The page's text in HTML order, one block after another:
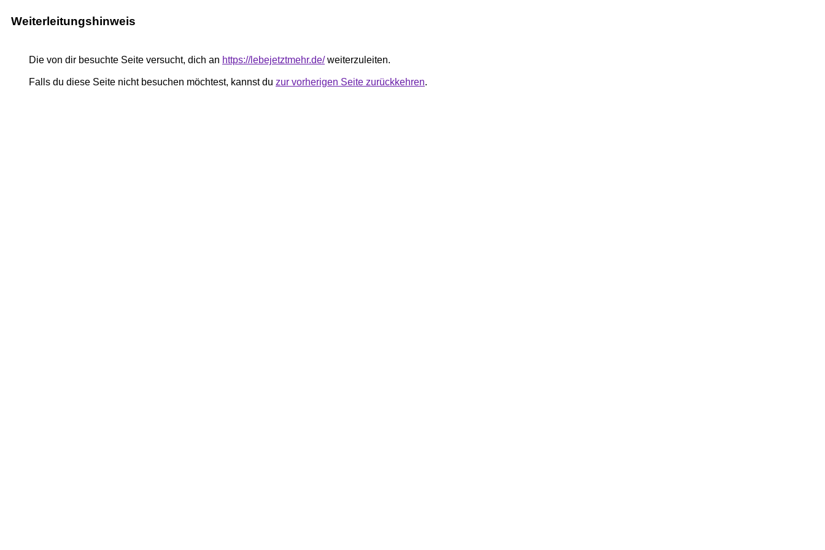
Weiterleitungshinweis
Die von dir besuchte Seite versucht, dich an https://lebejetztmehr.de/weiterzuleiten.
Falls du diese Seite nicht besuchen möchtest, kannst du zur vorherigen Seite zurückkehren.